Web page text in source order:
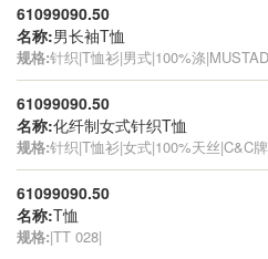
61099090.50
名称:男长袖T恤
规格:针织|T恤衫|男式|100%涤
61099090.50
名称:化纤制女式针织T恤
规格:针织|T恤衫|女式|100%天丝|C&C
61099090.50
名称:T恤
规格:|TT 028|